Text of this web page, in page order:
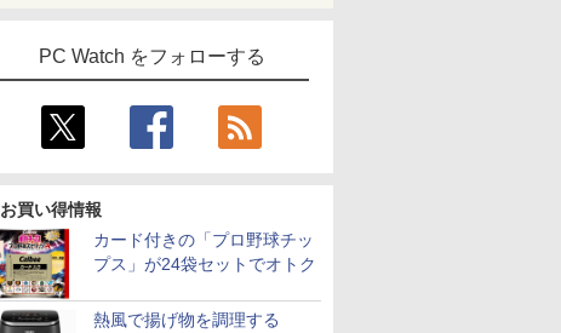
PC Watch をフォローする
お買い得情報
カード付きの「プロ野球チッ
プス」が24袋セットでオトク
熱風で揚げ物を調理する